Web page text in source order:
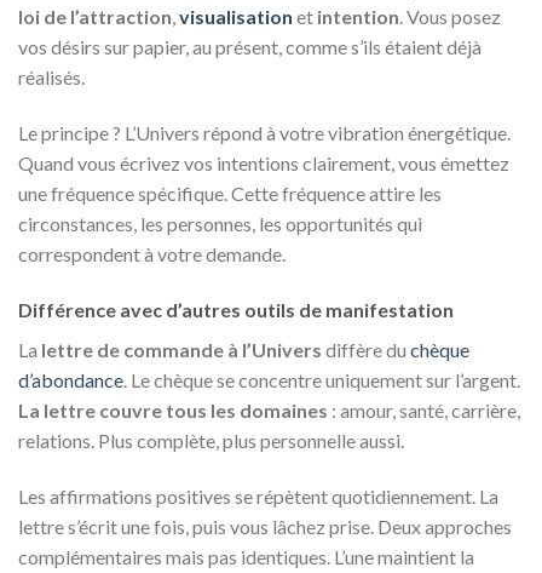
loi de l’attraction,visualisation et intention. Vous posez
vos désirs sur papier, au présent, comme s’ils étaient déjà
réalisés.
Le principe ? L’Univers répond à votre vibration énergétique.
Quand vous écrivez vos intentions clairement, vous émettez
une fréquence spécifique. Cette fréquence attire les
circonstances, les personnes, les opportunités qui
correspondent à votre demande.
Différence avec d’autres outils de manifestation
La lettre de commande à l’Univers diffère du chèque
d’abondance. Le chèque se concentre uniquement sur l’argent.
La lettre couvre tous les domaines : amour, santé, carrière,
relations. Plus complète, plus personnelle aussi.
Les affirmations positives se répètent quotidiennement. La
lettre s’écrit une fois, puis vous lâchez prise. Deux approches
complémentaires mais pas identiques. L’une maintient la